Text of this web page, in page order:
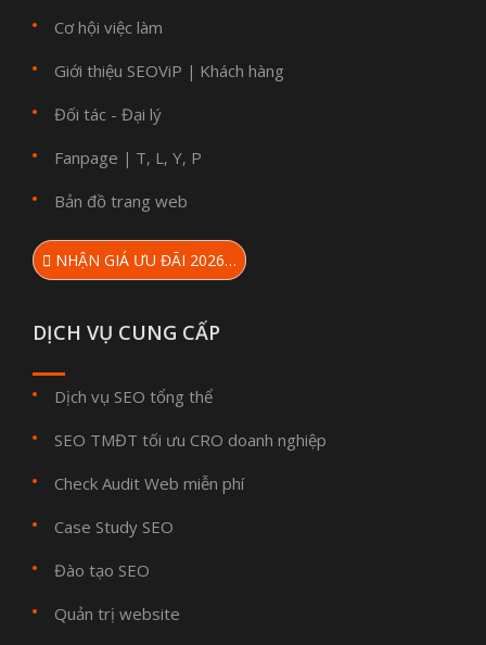
Cơ hội việc làm
Giới thiệu SEOViP | Khách hàng
Đối tác - Đại lý
Fanpage | T, L, Y, P
Bản đồ trang web
NHẬN GIÁ ƯU ĐÃI 2026…
DỊCH VỤ CUNG CẤP
Dịch vụ SEO tổng thể
SEO TMĐT tối ưu CRO doanh nghiệp
Check Audit Web miễn phí
Case Study SEO
Đào tạo SEO
Quản trị website